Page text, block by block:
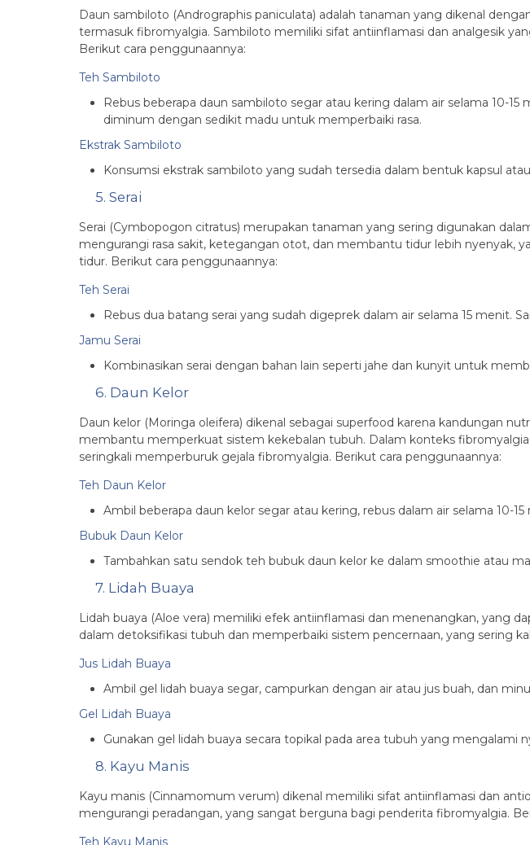
Daun sambiloto (Andrographis paniculata) adalah tanaman yang dikenal
termasuk fibromyalgia. Sambiloto memiliki sifat antiinflamasi dan analgesik
Berikut cara penggunaannya:
Teh Sambiloto
Rebus beberapa daun sambiloto segar atau kering dalam air selama 10-
diminum dengan sedikit madu untuk memperbaiki rasa.
Ekstrak Sambiloto
Konsumsi ekstrak sambiloto yang sudah tersedia dalam bentuk kapsul
5. Serai
Serai (Cymbopogon citratus) merupakan tanaman yang sering digunakan
mengurangi rasa sakit, ketegangan otot, dan membantu tidur lebih
tidur. Berikut cara penggunaannya:
Teh Serai
Rebus dua batang serai yang sudah digeprek dalam air selama 15
Jamu Serai
Kombinasikan serai dengan bahan lain seperti jahe dan kunyit untuk
6. Daun Kelor
Daun kelor (Moringa oleifera) dikenal sebagai superfood karena kandungan
membantu memperkuat sistem kekebalan tubuh. Dalam konteks
seringkali memperburuk gejala fibromyalgia. Berikut cara penggunaannya:
Teh Daun Kelor
Ambil beberapa daun kelor segar atau kering, rebus dalam air selama 10-
Bubuk Daun Kelor
Tambahkan satu sendok teh bubuk daun kelor ke dalam smoothie atau
7. Lidah Buaya
Lidah buaya (Aloe vera) memiliki efek antiinflamasi dan menenangkan, yang
dalam detoksifikasi tubuh dan memperbaiki sistem pencernaan, yang sering
Jus Lidah Buaya
Ambil gel lidah buaya segar, campurkan dengan air atau jus buah, dan
Gel Lidah Buaya
Gunakan gel lidah buaya secara topikal pada area tubuh yang
8. Kayu Manis
Kayu manis (Cinnamomum verum) dikenal memiliki sifat antiinflamasi dan
mengurangi peradangan, yang sangat berguna bagi penderita fibromyalgia.
Teh Kayu Manis